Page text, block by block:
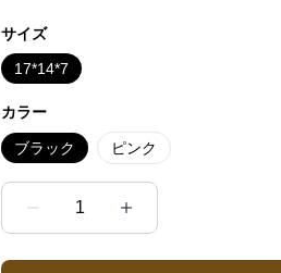
サイズ
17*14*7
カラー
ブラック ピンク
1